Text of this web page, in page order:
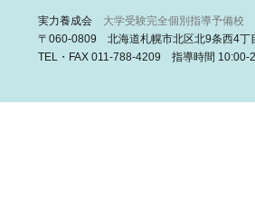
実力養成会 大学受験完全個別指導予備校
〒060-0809 北海道札幌市北区北9条西4丁
TEL・FAX 011-788-4209 指導時間 10:00-